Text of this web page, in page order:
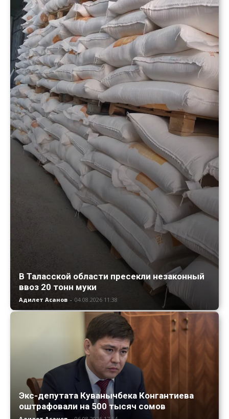
В Таласской области пресекли незаконный
ввоз 20 тонн муки
Адилет Асанов - 04.08.2026 11:38
Экс-депутата Куванычбека Конгантиева
оштрафовали на 500 тысяч сомов